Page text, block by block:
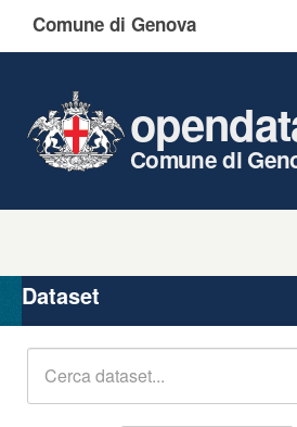
Comune di Genova
Comune di
Organizzazioni
Gruppi
Dataset